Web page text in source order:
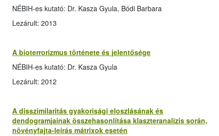
NÉBIH-es kutató: Dr. Kasza Gyula, Bódi Barbara
Lezárult: 2013
A bioterrorizmus története és jelentősége
NÉBIH-es kutató: Dr. Kasza Gyula
Lezárult: 2012
A disszimilaritás gyakorisági eloszlásának és
dendogramjainak összehasonlítása klaszteranalízis során,
növényfajta-leírás mátrixok esetén